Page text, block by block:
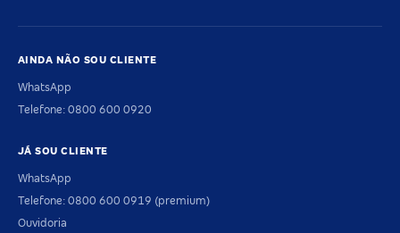
AINDA NÃO SOU CLIENTE
WhatsApp
Telefone: 0800 600 0920
JÁ SOU CLIENTE
WhatsApp
Telefone: 0800 600 0919 (premium)
Ouvidoria